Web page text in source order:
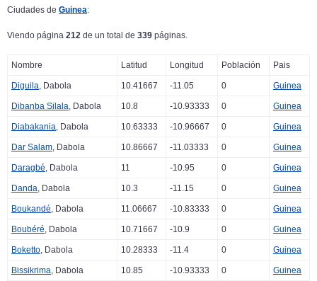
Ciudades de Guinea:
Viendo página 212 de un total de 339 páginas.
Nombre Latitud Longitud Población Pais
Diguila, Dabola 10.41667 -11.05 0 Guinea
Dibanba Silala, Dabola 10.8 -10.93333 0 Guinea
Diabakania, Dabola 10.63333 -10.96667 0 Guinea
Dar Salam, Dabola 10.86667 -11.03333 0 Guinea
Daragbé, Dabola 11 -10.95 0 Guinea
Danda, Dabola 10.3 -11.15 0 Guinea
Boukandé, Dabola 11.06667 -10.83333 0 Guinea
Boubéré, Dabola 10.71667 -10.9 0 Guinea
Boketto, Dabola 10.28333 -11.4 0 Guinea
Bissikrima, Dabola 10.85 -10.93333 0 Guinea